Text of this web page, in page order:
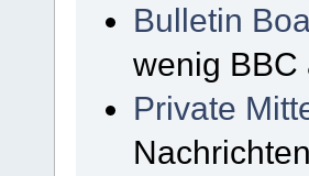
Bulletin
wenig BBC
Private